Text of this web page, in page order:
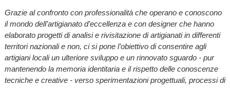
Grazie al confronto con professionalità che operano e conoscono
il mondo dell’artigianato d’eccellenza e con designer che hanno
elaborato progetti di analisi e rivisitazione di artigianati in differenti
territori nazionali e non, ci si pone l’obiettivo di consentire agli
artigiani locali un ulteriore sviluppo e un rinnovato sguardo - pur
mantenendo la memoria identitaria e il rispetto delle conoscenze
tecniche e creative - verso sperimentazioni progettuali, processi di